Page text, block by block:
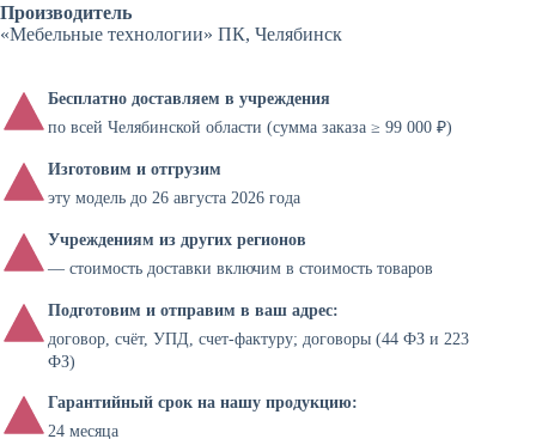
Производитель
«Мебельные технологии» ПК, Челябинск
Бесплатно доставляем в учреждения
по всей Челябинской области (сумма заказа ≥ 99 000 ₽)
Изготовим и отгрузим
эту модель до 26 августа 2026 года
Учреждениям из других регионов
— стоимость доставки включим в стоимость товаров
Подготовим и отправим в ваш адрес:
договор, счёт, УПД, счет-фактуру; договоры (44 ФЗ и 223
ФЗ)
Гарантийный срок на нашу продукцию:
24 месяца